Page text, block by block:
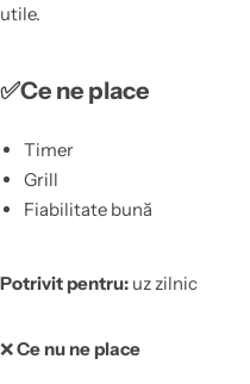
utile.
✅Ce ne place
Timer
Grill
Fiabilitate bună
Potrivit pentru: uz zilnic
❌Ce nu ne place